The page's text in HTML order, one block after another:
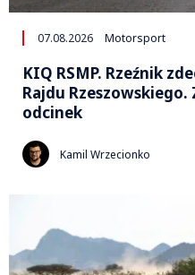
07.08.2026 Motorsport
KIQ RSMP. Rzeźnik
Rajdu
odcinek
Kamil Wrzecionko